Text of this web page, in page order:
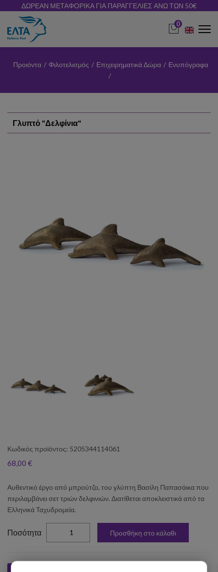
ΔΩΡΕΑΝ ΜΕΤΑΦΟΡΙΚΑ ΓΙΑ ΠΑΡΑΓΓΕΛΙΕΣ ΑΝΩ ΤΩΝ 50€
0
Προιόντα / Φιλοτελισμός / Επιχειρηματικά Δώρα / Ενυπόγραφα
/
Γλυπτό "Δελφίνια"
Κωδικός προϊόντος: 5205344114061
68,00 €
Αυθεντικό έργο από μπρούτζο, του γλύπτη Βασίλη Παπασάικα που
περιλαμβάνει σετ τριών δελφινιών. Διατίθεται αποκλειστικά από τα
Ελληνικά Ταχυδρομεία.
Ποσότητα Προσθήκη στο κάλαθι